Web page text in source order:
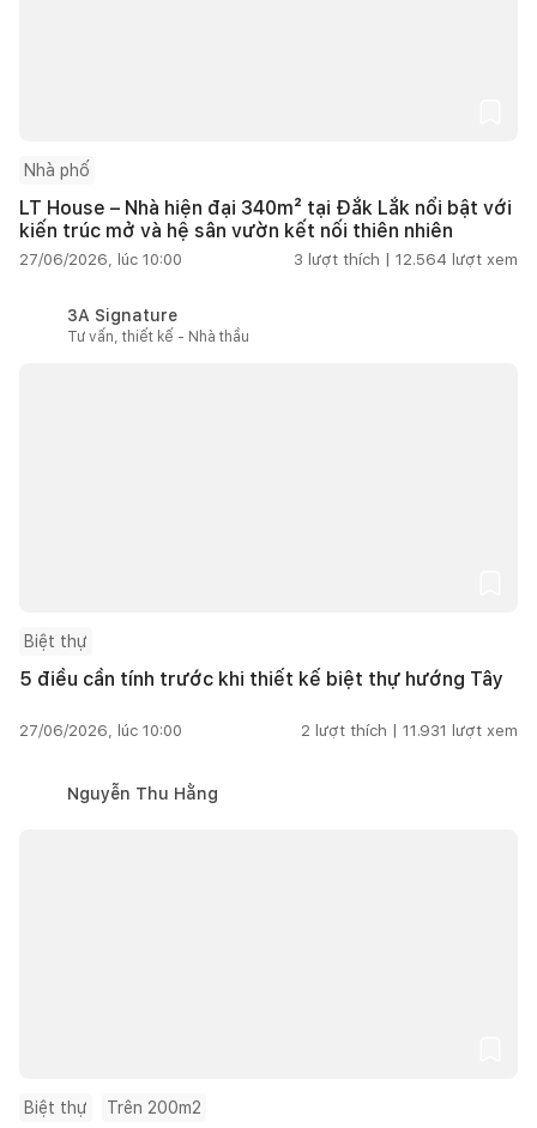
Nhà phố
LT House – Nhà hiện đại 340m² tại Đắk Lắk nổi bật với
kiến trúc mở và hệ sân vườn kết nối thiên nhiên
27/06/2026, lúc 10:00 3 lượt thích | 12.564 lượt xem
3A Signature
Tư vấn, thiết kế - Nhà thầu
Biệt thự
5 điều cần tính trước khi thiết kế biệt thự hướng Tây
27/06/2026, lúc 10:00 2 lượt thích | 11.931 lượt xem
Nguyễn Thu Hằng
Biệt thự Trên 200m2